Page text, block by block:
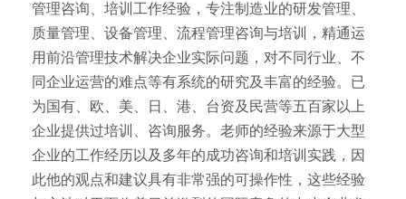
管理咨询、培训工作经验，专注制造业的研发管理、
质量管理、设备管理、流程管理咨询与培训，精通运
用前沿管理技术解决企业实际问题，对不同行业、不
同企业运营的难点等有系统的研究及丰富的经验。已
为国有、欧、美、日、港、台资及民营等五百家以上
企业提供过培训、咨询服务。老师的经验来源于大型
企业的工作经历以及多年的成功咨询和培训实践，因
此他的观点和建议具有非常强的可操作性，这些经验